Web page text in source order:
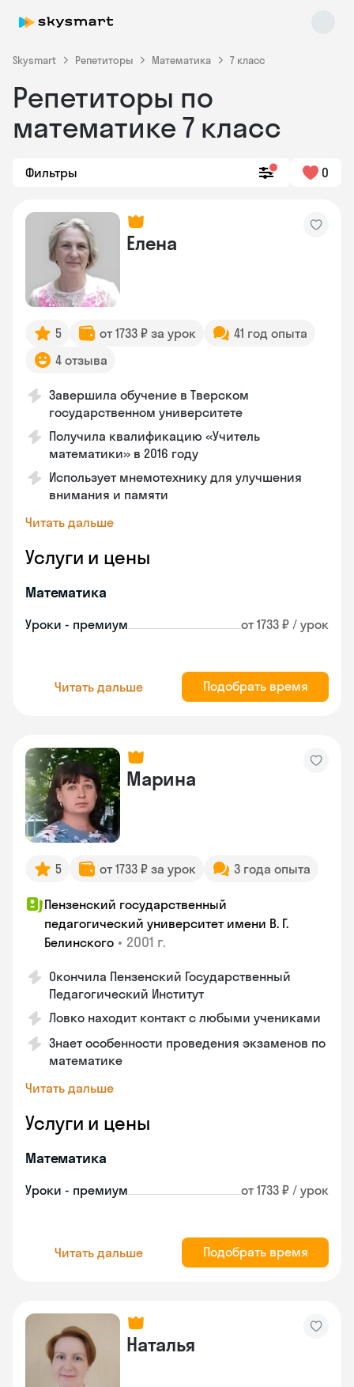
Skysmart Репетиторы Математика 7 класс
Репетиторы по
математике 7 класс
Фильтры 0
Елена
5 от 1733 ₽ за урок
41 год опыта
4 отзыва
Завершила обучение в Тверском
государственном университете
Получила квалификацию «Учитель
математики» в 2016 году
Использует мнемотехнику для улучшения
внимания и памяти
Читать дальше
Услуги и цены
Математика
Уроки - премиум от 1733 ₽ / урок
Читать дальше Подобрать время
Марина
5 от 1733 ₽ за урок 3 года опыта
Пензенский государственный
педагогический университет имени В. Г.
Белинского • 2001 г.
Окончила Пензенский Государственный
Педагогический Институт
Ловко находит контакт с любыми учениками
Знает особенности проведения экзаменов по
математике
Читать дальше
Услуги и цены
Математика
Уроки - премиум от 1733 ₽ / урок
Читать дальше Подобрать время
Наталья
online